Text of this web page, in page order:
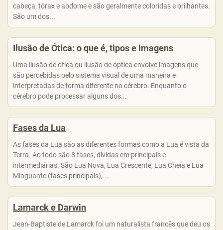
cabeça, tórax e abdome e são geralmente coloridas e brilhantes.
São um dos...
Ilusão de Ótica: o que é, tipos e imagens
Uma ilusão de ótica ou ilusão de óptica envolve imagens que
são percebidas pelo sistema visual de uma maneira e
interpretadas de forma diferente no cérebro. Enquanto o
cérebro pode processar alguns dos...
Fases da Lua
As fases da Lua são as diferentes formas como a Lua é vista da
Terra. Ao todo são 8 fases, dividas em principais e
intermediárias. São Lua Nova, Lua Crescente, Lua Cheia e Lua
Minguante (fases principais),...
Lamarck e Darwin
Jean-Baptiste de Lamarck foi um naturalista francês que deu os